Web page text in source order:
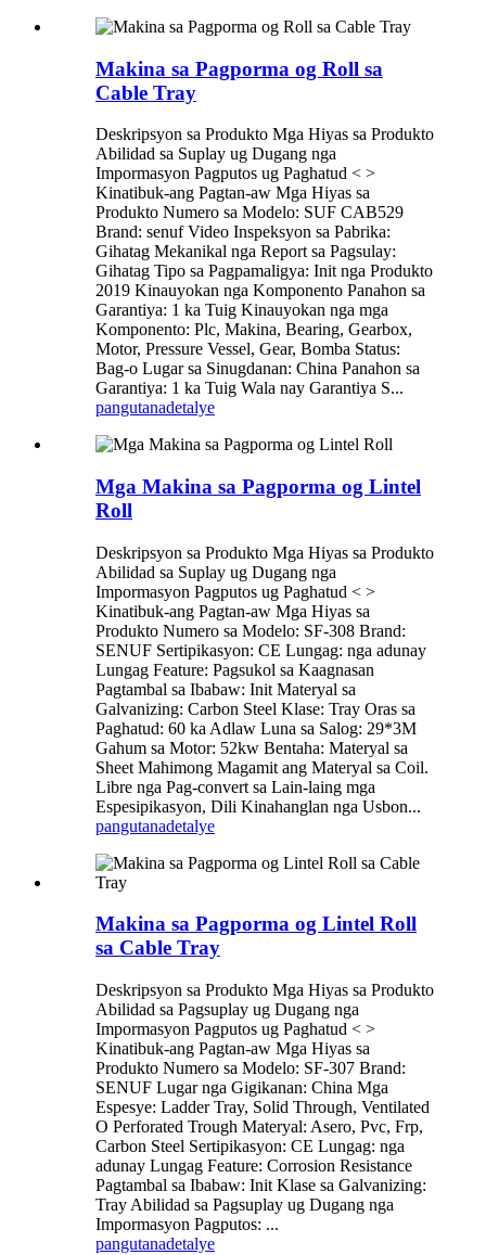
Makina sa Pagporma og Roll sa
Cable Tray
Deskripsyon sa Produkto Mga Hiyas sa Produkto
Abilidad sa Suplay ug Dugang nga
Impormasyon Pagputos ug Paghatud < >
Kinatibuk-ang Pagtan-aw Mga Hiyas sa
Produkto Numero sa Modelo: SUF CAB529
Brand: senuf Video Inspeksyon sa Pabrika:
Gihatag Mekanikal nga Report sa Pagsulay:
Gihatag Tipo sa Pagpamaligya: Init nga Produkto
2019 Kinauyokan nga Komponento Panahon sa
Garantiya: 1 ka Tuig Kinauyokan nga mga
Komponento: Plc, Makina, Bearing, Gearbox,
Motor, Pressure Vessel, Gear, Bomba Status:
Bag-o Lugar sa Sinugdanan: China Panahon sa
Garantiya: 1 ka Tuig Wala nay Garantiya S...
pangutanadetalye
Mga Makina sa Pagporma og Lintel
Roll
Deskripsyon sa Produkto Mga Hiyas sa Produkto
Abilidad sa Suplay ug Dugang nga
Impormasyon Pagputos ug Paghatud < >
Kinatibuk-ang Pagtan-aw Mga Hiyas sa
Produkto Numero sa Modelo: SF-308 Brand:
SENUF Sertipikasyon: CE Lungag: nga adunay
Lungag Feature: Pagsukol sa Kaagnasan
Pagtambal sa Ibabaw: Init Materyal sa
Galvanizing: Carbon Steel Klase: Tray Oras sa
Paghatud: 60 ka Adlaw Luna sa Salog: 29*3M
Gahum sa Motor: 52kw Bentaha: Materyal sa
Sheet Mahimong Magamit ang Materyal sa Coil.
Libre nga Pag-convert sa Lain-laing mga
Espesipikasyon, Dili Kinahanglan nga Usbon...
pangutanadetalye
Makina sa Pagporma og Lintel Roll
sa Cable Tray
Deskripsyon sa Produkto Mga Hiyas sa Produkto
Abilidad sa Pagsuplay ug Dugang nga
Impormasyon Pagputos ug Paghatud < >
Kinatibuk-ang Pagtan-aw Mga Hiyas sa
Produkto Numero sa Modelo: SF-307 Brand:
SENUF Lugar nga Gigikanan: China Mga
Espesye: Ladder Tray, Solid Through, Ventilated
O Perforated Trough Materyal: Asero, Pvc, Frp,
Carbon Steel Sertipikasyon: CE Lungag: nga
adunay Lungag Feature: Corrosion Resistance
Pagtambal sa Ibabaw: Init Klase sa Galvanizing:
Tray Abilidad sa Pagsuplay ug Dugang nga
Impormasyon Pagputos: ...
pangutanadetalye